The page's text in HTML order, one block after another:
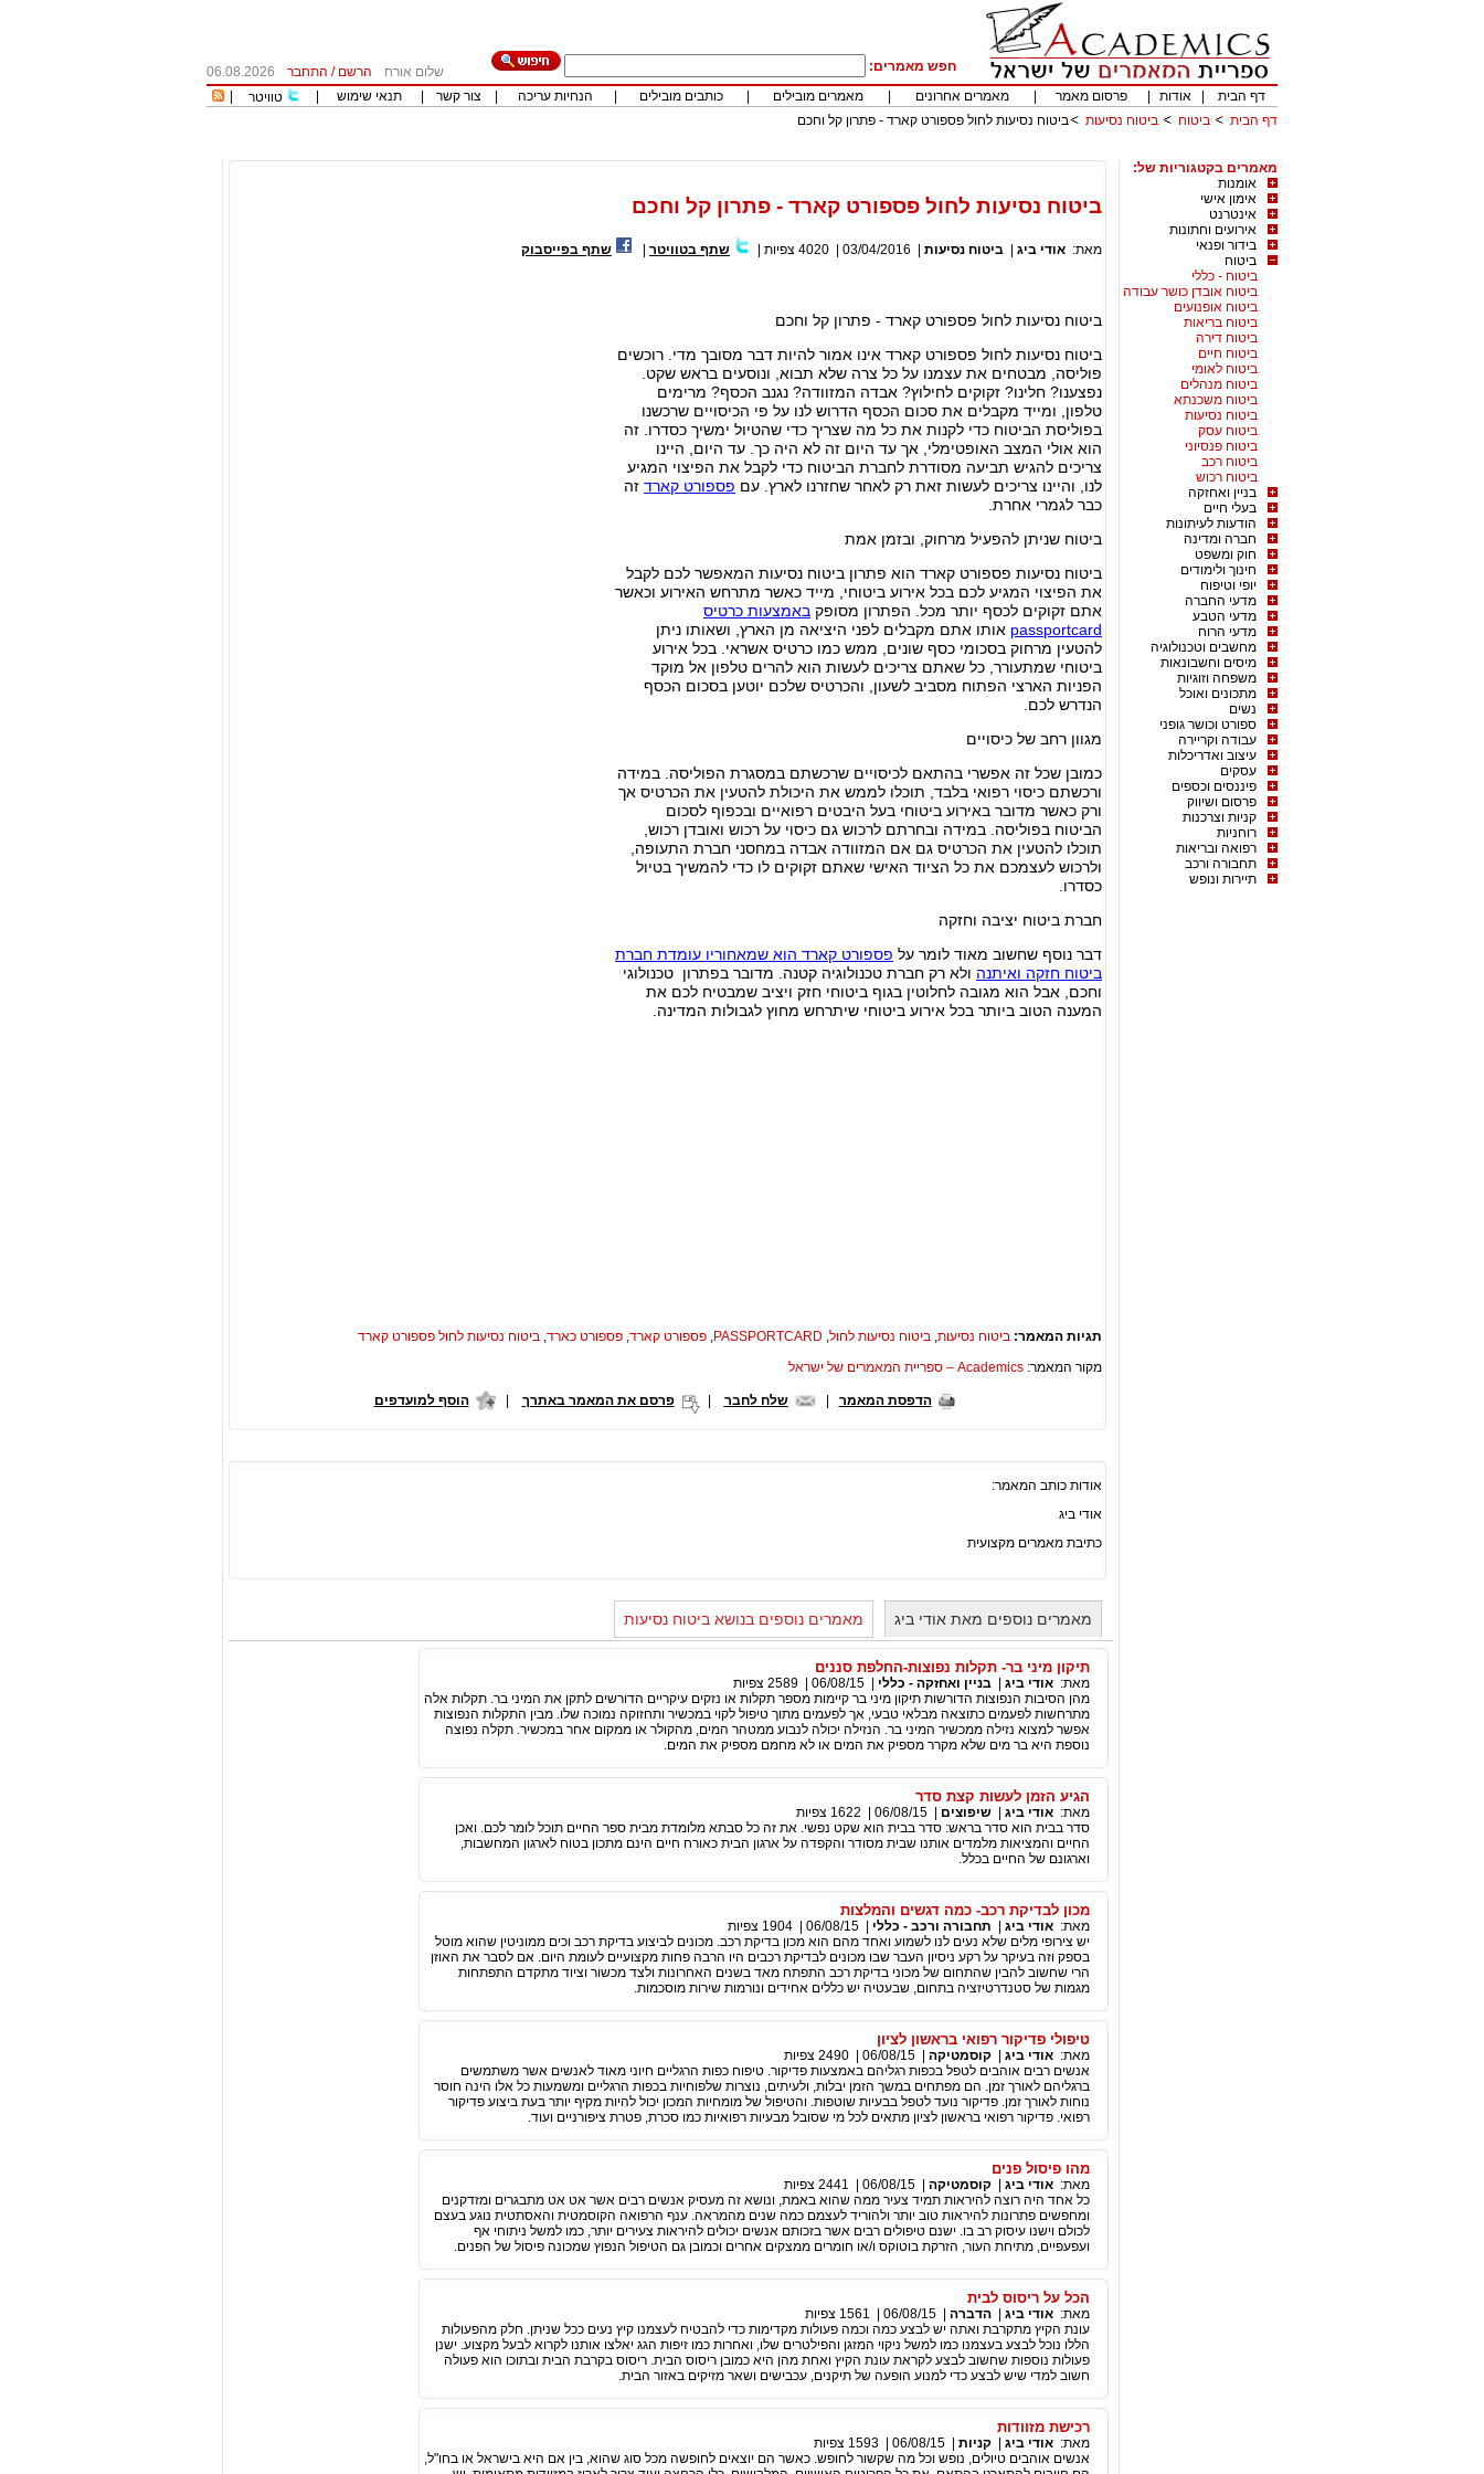
חפש מאמרים: שלום אורח הרשם / התחבר
06.08.2026
דף הבית
אודות פרסום מאמר מאמרים אחרונים מאמרים מובילים כותבים מובילים הנחיות עריכה צור קשר תנאי שימוש טוויטר
דף הבית
ביטוח ביטוח נסיעות ביטוח נסיעות לחול פספורט קארד - פתרון קל וחכם
מאמרים בקטגוריות של:
אומנות
אימון אישי
אינטרנט
אירועים וחתונות
בידור ופנאי
ביטוח
ביטוח - כללי
ביטוח אובדן כושר עבודה
ביטוח אופנועים
ביטוח בריאות
ביטוח דירה
ביטוח חיים
ביטוח לאומי
ביטוח מנהלים
ביטוח משכנתא
ביטוח נסיעות
ביטוח עסק
ביטוח פנסיוני
ביטוח רכב
ביטוח רכוש
בניין ואחזקה
בעלי חיים
הודעות לעיתונות
חברה ומדינה
חוק ומשפט
חינוך ולימודים
יופי וטיפוח
מדעי החברה
מדעי הטבע
מדעי הרוח
מחשבים וטכנולוגיה
מיסים וחשבונאות
משפחה וזוגיות
מתכונים ואוכל
נשים
ספורט וכושר גופני
עבודה וקריירה
עיצוב ואדריכלות
עסקים
פיננסים וכספים
פרסום ושיווק
קניות וצרכנות
רוחניות
רפואה ובריאות
תחבורה ורכב
תיירות ונופש
ביטוח נסיעות לחול פספורט קארד - פתרון קל וחכם
מאת: אודי ביג ביטוח נסיעות 03/04/2016
4020 צפיות שתף בטוויטר שתף בפייסבוק
ביטוח נסיעות לחול פספורט קארד - פתרון קל וחכם
ביטוח נסיעות לחול פספורט קארד אינו אמור להיות דבר מסובך מדי. רוכשים
פוליסה, מבטחים את עצמנו על כל צרה שלא תבוא, ונוסעים בראש שקט.
נפצענו? חלינו? זקוקים לחילוץ? אבדה המזוודה? נגנב הכסף? מרימים
טלפון, ומייד מקבלים את סכום הכסף הדרוש לנו על פי הכיסויים שרכשנו
בפוליסת הביטוח כדי לקנות את כל מה שצריך כדי שהטיול ימשיך כסדרו. זה
הוא אולי המצב האופטימלי, אך עד היום זה לא היה כך. עד היום, היינו
צריכים להגיש תביעה מסודרת לחברת הביטוח כדי לקבל את הפיצוי המגיע
לנו, והיינו צריכים לעשות זאת רק לאחר שחזרנו לארץ. עם פספורט קארד זה
כבר לגמרי אחרת.
ביטוח שניתן להפעיל מרחוק, ובזמן אמת
ביטוח נסיעות פספורט קארד הוא פתרון ביטוח נסיעות המאפשר לכם לקבל
את הפיצוי המגיע לכם בכל אירוע ביטוחי, מייד כאשר מתרחש האירוע וכאשר
אתם זקוקים לכסף יותר מכל. הפתרון מסופק באמצעות כרטיס
passportcard אותו אתם מקבלים לפני היציאה מן הארץ, ושאותו ניתן
להטעין מרחוק בסכומי כסף שונים, ממש כמו כרטיס אשראי. בכל אירוע
ביטוחי שמתעורר, כל שאתם צריכים לעשות הוא להרים טלפון אל מוקד
הפניות הארצי הפתוח מסביב לשעון, והכרטיס שלכם יוטען בסכום הכסף
הנדרש לכם.
מגוון רחב של כיסויים
כמובן שכל זה אפשרי בהתאם לכיסויים שרכשתם במסגרת הפוליסה. במידה
ורכשתם כיסוי רפואי בלבד, תוכלו לממש את היכולת להטעין את הכרטיס אך
ורק כאשר מדובר באירוע ביטוחי בעל היבטים רפואיים ובכפוף לסכום
הביטוח בפוליסה. במידה ובחרתם לרכוש גם כיסוי על רכוש ואובדן רכוש,
תוכלו להטעין את הכרטיס גם אם המזוודה אבדה במחסני חברת התעופה,
ולרכוש לעצמכם את כל הציוד האישי שאתם זקוקים לו כדי להמשיך בטיול
כסדרו.
חברת ביטוח יציבה וחזקה
דבר נוסף שחשוב מאוד לומר על פספורט קארד הוא שמאחוריו עומדת חברת
ביטוח חזקה ואיתנה ולא רק חברת טכנולוגיה קטנה. מדובר בפתרון טכנולוגי
וחכם, אבל הוא מגובה לחלוטין בגוף ביטוחי חזק ויציב שמבטיח לכם את
המענה הטוב ביותר בכל אירוע ביטוחי שיתרחש מחוץ לגבולות המדינה.
תגיות המאמר: ביטוח נסיעות, ביטוח נסיעות לחול,
PASSPORTCARD
, פספורט קארד, פספורט כארד, ביטוח נסיעות לחול פספורט קארד
מקור המאמר: Academics – ספריית המאמרים של ישראל
הדפסת המאמר שלח לחבר פרסם את המאמר באתרך | הוסף למועדפים
אודות כותב המאמר:
אודי ביג
כתיבת מאמרים מקצועית
מאמרים נוספים מאת אודי ביג מאמרים נוספים בנושא ביטוח נסיעות
תיקון מיני בר- תקלות נפוצות-החלפת סננים
מאת: אודי ביג בניין ואחזקה - כללי 06/08/15
2589 צפיות
מהן הסיבות הנפוצות הדורשות תיקון מיני בר קיימות מספר תקלות או נזקים עיקריים הדורשים לתקן את המיני בר. תקלות אלה
מתרחשות לפעמים כתוצאה מבלאי טבעי, אך לפעמים מתוך טיפול לקוי במכשיר ותחזוקה נמוכה שלו. מבין התקלות הנפוצות
אפשר למצוא נזילה ממכשיר המיני בר. הנזילה יכולה לנבוע ממטהר המים, מהקולר או ממקום אחר במכשיר. תקלה נפוצה
נוספת היא בר מים שלא מקרר מספיק את המים או לא מחמם מספיק את המים.
הגיע הזמן לעשות קצת סדר
מאת: אודי ביג שיפוצים 06/08/15
1622 צפיות
סדר בבית הוא סדר בראש: סדר בבית הוא שקט נפשי. את זה כל סבתא מלומדת מבית ספר החיים תוכל לומר לכם. ואכן
החיים והמציאות מלמדים אותנו שבית מסודר והקפדה על ארגון הבית כאורח חיים הינם מתכון בטוח לארגון המחשבות,
וארגונם של החיים בכלל.
מכון לבדיקת רכב- כמה דגשים והמלצות
מאת: אודי ביג תחבורה ורכב - כללי 06/08/15
1904 צפיות
יש צירופי מלים שלא נעים לנו לשמוע ואחד מהם הוא מכון בדיקת רכב. מכונים לביצוע בדיקת רכב וכים ממוניטין שהוא מוטל
בספק וזה בעיקר על רקע ניסיון העבר שבו מכונים לבדיקת רכבים היו הרבה פחות מקצועיים לעומת היום. אם לסבר את האוזן
הרי שחשוב להבין שהתחום של מכוני בדיקת רכב התפתח מאד בשנים האחרונות ולצד מכשור וציוד מתקדם התפתחות
מגמות של סטנדרטיזציה בתחום, שבעטיה יש כללים אחידים ונורמות שירות מוסכמות.
טיפולי פדיקור רפואי בראשון לציון
מאת: אודי ביג קוסמטיקה 06/08/15
2490 צפיות
אנשים רבים אוהבים לטפל בכפות רגליהם באמצעות פדיקור. טיפוח כפות הרגליים חיוני מאוד לאנשים אשר משתמשים
ברגליהם לאורך זמן. הם מפתחים במשך הזמן יבלות, ולעיתים, נוצרות שלפוחיות בכפות הרגליים ומשמעות כל אלו הינה חוסר
נוחות לאורך זמן. פדיקור נועד לטפל בבעיות שוטפות. והטיפול של מומחיות המכון יכול להיות מקיף יותר בעת ביצוע פדיקור
רפואי. פדיקור רפואי בראשון לציון מתאים לכל מי שסובל מבעיות רפואיות כמו סכרת, פטרת ציפורניים ועוד.
מהו פיסול פנים
מאת: אודי ביג קוסמטיקה 06/08/15
2441 צפיות
כל אחד היה רוצה להיראות תמיד צעיר ממה שהוא באמת, ונושא זה מעסיק אנשים רבים אשר אט אט מתבגרים ומזדקנים
ומחפשים פתרונות להיראות טוב יותר ולהוריד לעצמם כמה שנים מהמראה. ענף הרפואה הקוסמטית והאסתטית נוגע בעצם
לכולם וישנו עיסוק רב בו. ישנם טיפולים רבים אשר בזכותם אנשים יכולים להיראות צעירים יותר, כמו למשל ניתוחי אף
ועפעפיים, מתיחת העור, הזרקת בוטוקס ו/או חומרים ממצקים אחרים וכמובן גם הטיפול הנפוץ שמכונה פיסול של הפנים.
הכל על ריסוס לבית
מאת: אודי ביג הדברה 06/08/15
1561 צפיות
עונת הקיץ מתקרבת ואתה יש לבצע כמה וכמה פעולות מקדימות כדי להבטיח לעצמנו קיץ נעים ככל שניתן. חלק מהפעולות
הללו נוכל לבצע בעצמנו כמו למשל ניקוי המזגן והפילטרים שלו, ואחרות כמו זיפות הגג יאלצו אותנו לקרוא לבעל מקצוע. ישנן
פעולות נוספות שחשוב לבצע לקראת עונת הקיץ ואחת מהן היא כמובן ריסוס הבית. ריסוס בקרבת הבית ובתוכו הוא פעולה
חשוב למדי שיש לבצע כדי למנוע הופעה של תיקנים, עכבישים ושאר מזיקים באזור הבית.
רכישת מזוודות
מאת: אודי ביג קניות 06/08/15
1593 צפיות
אנשים אוהבים טיולים, נופש וכל מה שקשור לחופש. כאשר הם יוצאים לחופשה מכל סוג שהוא, בין אם היא בישראל או בחו"ל,